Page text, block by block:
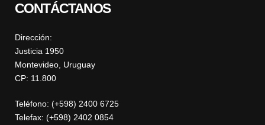
CONTÁCTANOS
Dirección:
Justicia 1950
Montevideo, Uruguay
CP: 11.800
Teléfono: (+598) 2400 6725
Telefax: (+598) 2402 0854